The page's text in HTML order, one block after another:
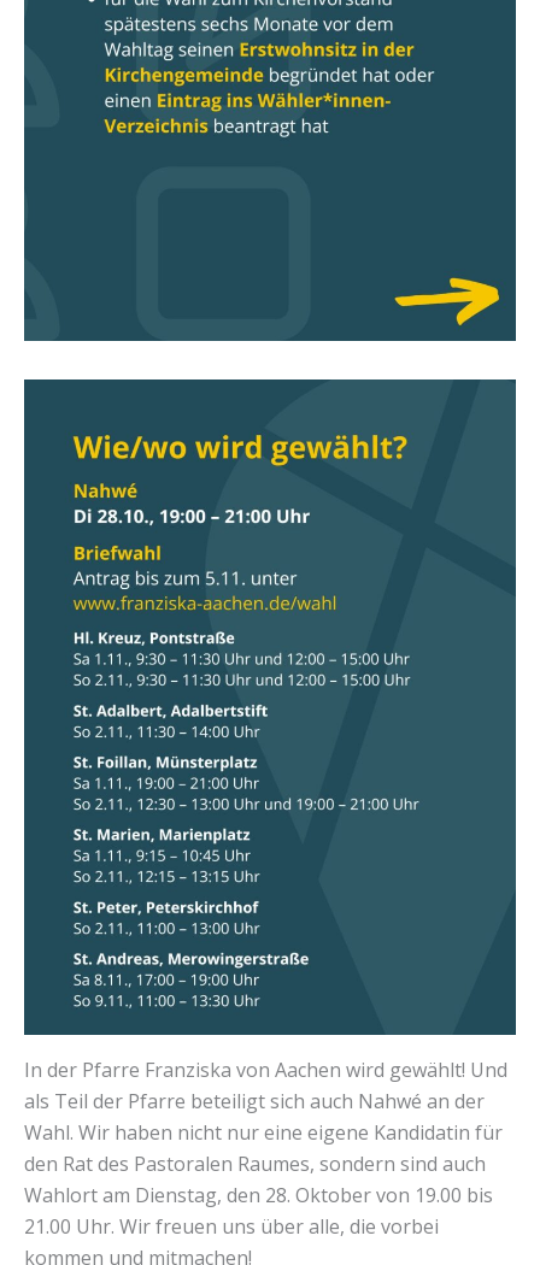
In der Pfarre Franziska von Aachen wird gewählt! Und
als Teil der Pfarre beteiligt sich auch Nahwé an der
Wahl. Wir haben nicht nur eine eigene Kandidatin für
den Rat des Pastoralen Raumes, sondern sind auch
Wahlort am Dienstag, den 28. Oktober von 19.00 bis
21.00 Uhr. Wir freuen uns über alle, die vorbei
kommen und mitmachen!